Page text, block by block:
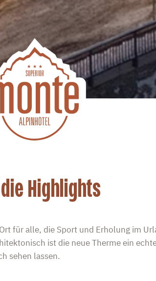
Highlights
für alle, die Sport und Erholung im
ist die neue Therme ein
sehen lassen.